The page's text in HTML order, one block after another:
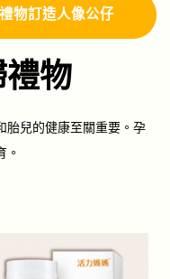
物訂造人像公仔
物
胎兒的健康至關重要。孕